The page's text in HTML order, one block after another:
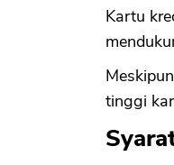
Kartu
tinggi